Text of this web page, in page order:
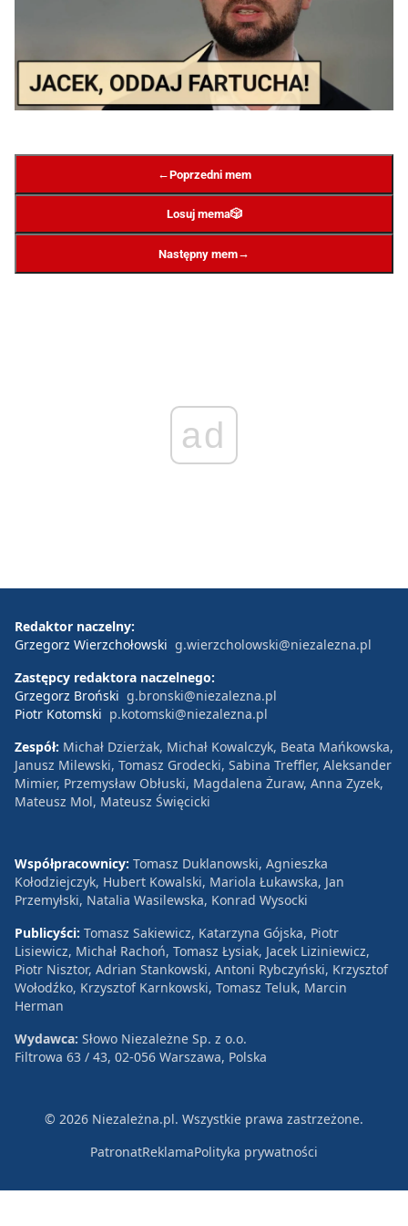
←Poprzedni mem
Losuj mema🎲
Następny mem→
ad
Redaktor naczelny:
Grzegorz Wierzchołowski g.wierzcholowski@niezalezna.pl
Zastępcy redaktora naczelnego:
Grzegorz Broński g.bronski@niezalezna.pl
Piotr Kotomski p.kotomski@niezalezna.pl
Zespół: Michał Dzierżak, Michał Kowalczyk, Beata Mańkowska,
Janusz Milewski, Tomasz Grodecki, Sabina Treffler, Aleksander
Mimier, Przemysław Obłuski, Magdalena Żuraw, Anna Zyzek,
Mateusz Mol, Mateusz Święcicki
Współpracownicy: Tomasz Duklanowski, Agnieszka
Kołodziejczyk, Hubert Kowalski, Mariola Łukawska, Jan
Przemyłski, Natalia Wasilewska, Konrad Wysocki
Publicyści: Tomasz Sakiewicz, Katarzyna Gójska, Piotr
Lisiewicz, Michał Rachoń, Tomasz Łysiak, Jacek Liziniewicz,
Piotr Nisztor, Adrian Stankowski, Antoni Rybczyński, Krzysztof
Wołodźko, Krzysztof Karnkowski, Tomasz Teluk, Marcin
Herman
Wydawca: Słowo Niezależne Sp. z o.o.
Filtrowa 63 / 43, 02-056 Warszawa, Polska
© 2026 Niezależna.pl. Wszystkie prawa zastrzeżone.
PatronatReklamaPolityka prywatności